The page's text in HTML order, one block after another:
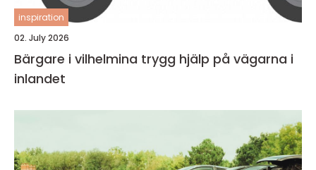
inspiration
02. July 2026
Bärgare i vilhelmina trygg hjälp på vägarna i
inlandet